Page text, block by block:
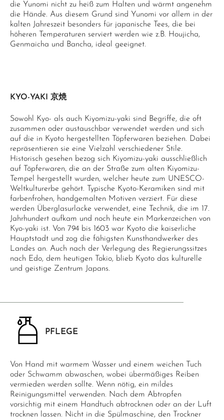
die Yunomi nicht zu heiß zum Halten und wärmt angenehm
die Hände. Aus diesem Grund sind Yunomi vor allem in der
kalten Jahreszeit besonders für japanische Tees, die bei
höheren Temperaturen serviert werden wie z.B. Houjicha,
Genmaicha und Bancha, ideal geeignet.
KYO-YAKI 京焼
Sowohl Kyo- als auch Kiyomizu-yaki sind Begriffe, die oft
zusammen oder austauschbar verwendet werden und sich
auf die in Kyoto hergestellten Töpferwaren beziehen. Dabei
repräsentieren sie eine Vielzahl verschiedener Stile.
Historisch gesehen bezog sich Kiyomizu-yaki ausschließlich
auf Töpferwaren, die an der Straße zum alten Kiyomizu-
Tempel hergestellt wurden, welcher heute zum UNESCO-
Weltkulturerbe gehört. Typische Kyoto-Keramiken sind mit
farbenfrohen, handgemalten Motiven verziert. Für diese
werden Überglasurlacke verwendet, eine Technik, die im 17.
Jahrhundert aufkam und noch heute ein Markenzeichen von
Kyo-yaki ist. Von 794 bis 1603 war Kyoto die kaiserliche
Hauptstadt und zog die fähigsten Kunsthandwerker des
Landes an. Auch nach der Verlegung des Regierungssitzes
nach Edo, dem heutigen Tokio, blieb Kyoto das kulturelle
und geistige Zentrum Japans.
PFLEGE
Von Hand mit warmem Wasser und einem weichen Tuch
oder Schwamm abwaschen, wobei übermäßiges Reiben
vermieden werden sollte. Wenn nötig, ein mildes
Reinigungsmittel verwenden. Nach dem Abtropfen
vorsichtig mit einem Handtuch abtrocknen oder an der Luft
trocknen lassen. Nicht in die Spülmaschine, den Trockner